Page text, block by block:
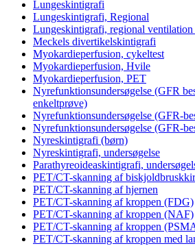
Lungeskintigrafi
Lungeskintigrafi, Regional
Lungeskintigrafi, regional ventilation
Meckels divertikelskintigrafi
Myokardieperfusion, cykeltest
Myokardieperfusion, Hvile
Myokardieperfusion, PET
Nyrefunktionsundersøgelse (GFR
enkeltprøve)
Nyrefunktionsundersøgelse (GFR-
Nyrefunktionsundersøgelse (GFR-
Nyreskintigrafi (børn)
Nyreskintigrafi, undersøgelse
Parathyreoideaskintigrafi,
PET/CT-skanning af
PET/CT-skanning af hjernen
PET/CT-skanning af kroppen (FDG)
PET/CT-skanning af kroppen (NAF)
PET/CT-skanning af kroppen
PET/CT-skanning af kroppen med